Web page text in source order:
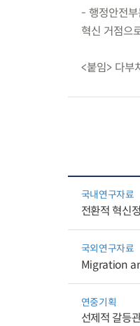
- 행정안전부
혁신 거점으
<붙임> 다부
국내연구자료
전환적 혁신
국외연구자료
Migration
연중기획
선제적 갈등